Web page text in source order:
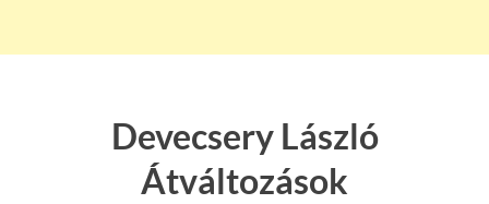
Devecsery László
Átváltozások